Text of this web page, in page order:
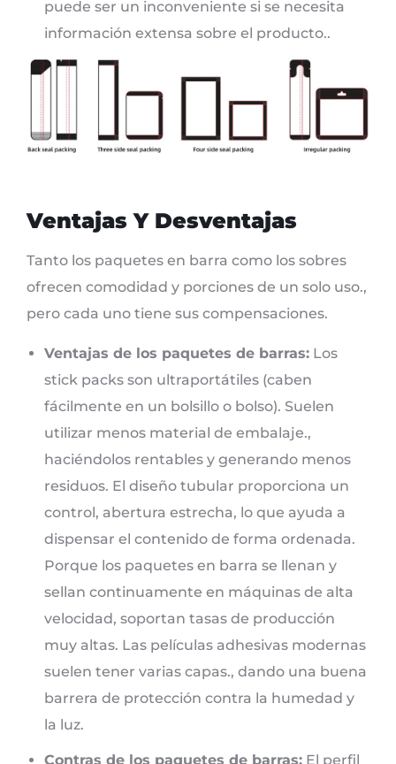
puede ser un inconveniente si se necesita
información extensa sobre el producto..
Ventajas Y Desventajas
Tanto los paquetes en barra como los sobres
ofrecen comodidad y porciones de un solo uso.,
pero cada uno tiene sus compensaciones.
Ventajas de los paquetes de barras: Los
stick packs son ultraportátiles (caben
fácilmente en un bolsillo o bolso). Suelen
utilizar menos material de embalaje.,
haciéndolos rentables y generando menos
residuos. El diseño tubular proporciona un
control, abertura estrecha, lo que ayuda a
dispensar el contenido de forma ordenada.
Porque los paquetes en barra se llenan y
sellan continuamente en máquinas de alta
velocidad, soportan tasas de producción
muy altas. Las películas adhesivas modernas
suelen tener varias capas., dando una buena
barrera de protección contra la humedad y
la luz.
Contras de los paquetes de barras: El perfil